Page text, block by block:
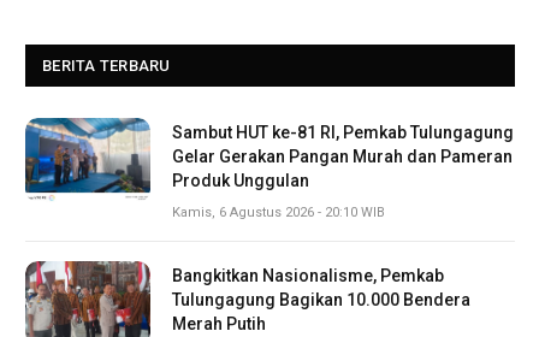
BERITA TERBARU
Sambut HUT ke-81 RI, Pemkab Tulungagung
Gelar Gerakan Pangan Murah dan Pameran
Produk Unggulan
Kamis, 6 Agustus 2026 - 20:10 WIB
Bangkitkan Nasionalisme, Pemkab
Tulungagung Bagikan 10.000 Bendera
Merah Putih